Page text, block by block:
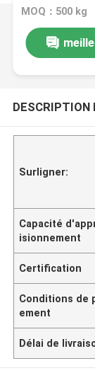
MOQ：500 kg
DESCRIPTION
Surligner:
Capacité
isionnement
Certification
Conditions de
ement
Délai de